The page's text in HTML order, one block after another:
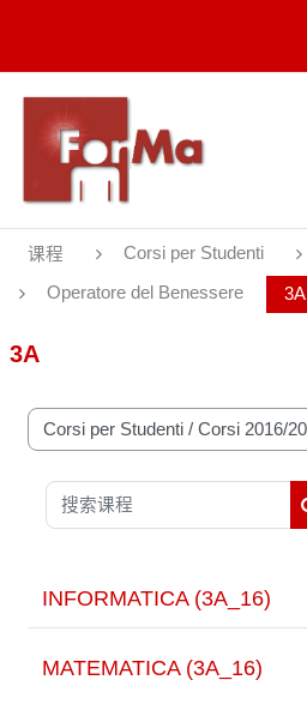
课程 Corsi per Studenti
Operatore del Benessere 3A
3A
课程类别
搜索课程
INFORMATICA (3A_16)
MATEMATICA (3A_16)